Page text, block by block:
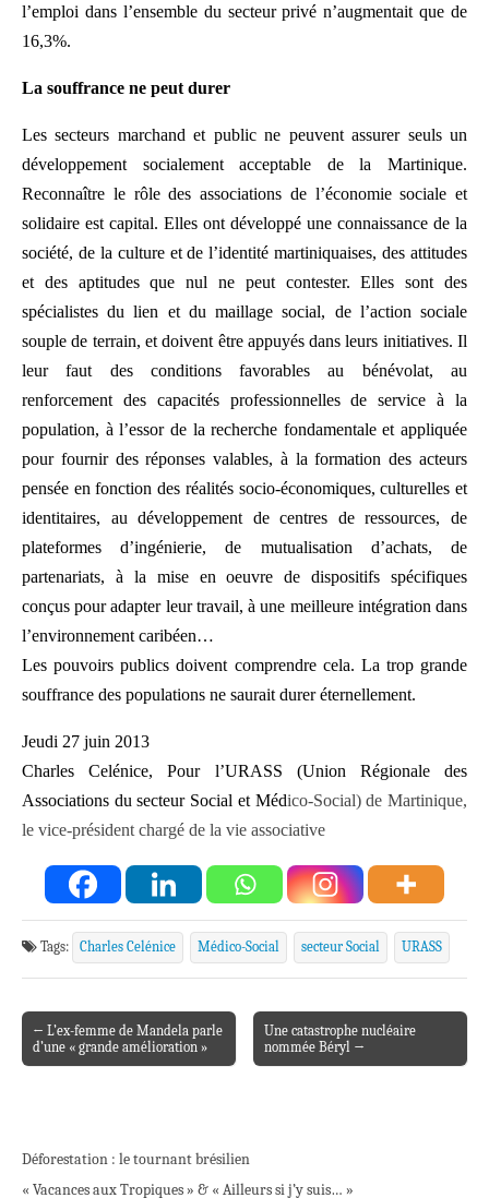
l’emploi dans l’ensemble du secteur privé n’augmentait que de
16,3%.
La souffrance ne peut durer
Les secteurs marchand et public ne peuvent assurer seuls un
développement socialement acceptable de la Martinique.
Reconnaître le rôle des associations de l’économie sociale et
solidaire est capital. Elles ont développé une connaissance de la
société, de la culture et de l’identité martiniquaises, des attitudes
et des aptitudes que nul ne peut contester. Elles sont des
spécialistes du lien et du maillage social, de l’action sociale
souple de terrain, et doivent être appuyés dans leurs initiatives. Il
leur faut des conditions favorables au bénévolat, au
renforcement des capacités professionnelles de service à la
population, à l’essor de la recherche fondamentale et appliquée
pour fournir des réponses valables, à la formation des acteurs
pensée en fonction des réalités socio-économiques, culturelles et
identitaires, au développement de centres de ressources, de
plateformes d’ingénierie, de mutualisation d’achats, de
partenariats, à la mise en oeuvre de dispositifs spécifiques
conçus pour adapter leur travail, à une meilleure intégration dans
l’environnement caribéen…
Les pouvoirs publics doivent comprendre cela. La trop grande
souffrance des populations ne saurait durer éternellement.
Jeudi 27 juin 2013
Charles Celénice, Pour l’URASS (Union Régionale des
Associations du secteur Social et Médico-Social) de Martinique,
le vice-président chargé de la vie associative
Tags: Charles Celénice Médico-Social secteur Social URASS
Post navigation
← L’ex-femme de Mandela parle
d’une « grande amélioration »
Une catastrophe nucléaire
nommée Béryl →
Déforestation : le tournant brésilien
« Vacances aux Tropiques » & « Ailleurs si j’y suis… »